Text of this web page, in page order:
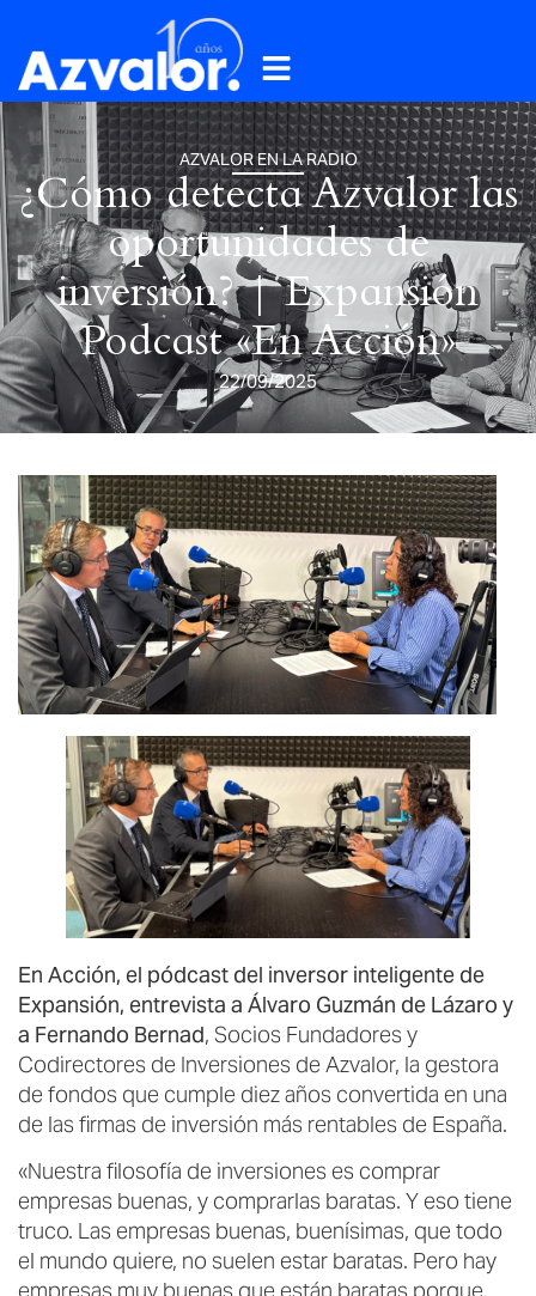
AZVALOR EN LA RADIO
¿Cómo detecta Azvalor las
oportunidades de
inversión? | Expansión
Podcast «En Acción»
22/09/2025
En Acción, el pódcast del inversor inteligente de
Expansión, entrevista a Álvaro Guzmán de Lázaro y
a Fernando Bernad, Socios Fundadores y
Codirectores de Inversiones de Azvalor, la gestora
de fondos que cumple diez años convertida en una
de las firmas de inversión más rentables de España.
«Nuestra filosofía de inversiones es comprar
empresas buenas, y comprarlas baratas. Y eso tiene
truco. Las empresas buenas, buenísimas, que todo
el mundo quiere, no suelen estar baratas. Pero hay